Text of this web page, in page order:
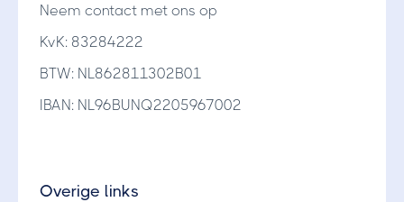
Neem contact met ons op
KvK: 83284222
BTW: NL862811302B01
IBAN: NL96BUNQ2205967002
Overige links